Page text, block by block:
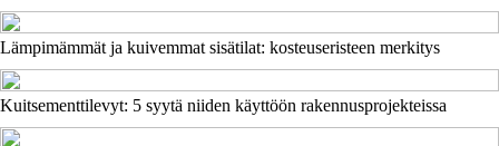
Lämpimämmät ja kuivemmat sisätilat: kosteuseristeen merkitys
Kuitsementtilevyt: 5 syytä niiden käyttöön rakennusprojekteissa